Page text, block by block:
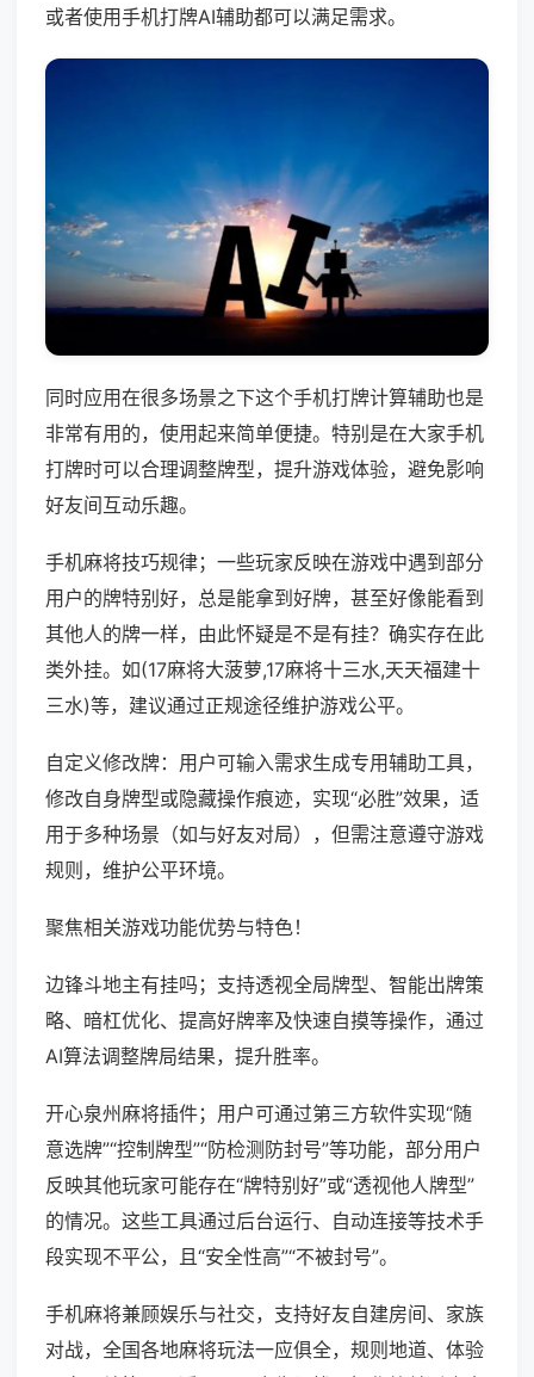
或者使用手机打牌AI辅助都可以满足需求。
同时应用在很多场景之下这个手机打牌计算辅助也是
非常有用的，使用起来简单便捷。特别是在大家手机
打牌时可以合理调整牌型，提升游戏体验，避免影响
好友间互动乐趣。
手机麻将技巧规律；一些玩家反映在游戏中遇到部分
用户的牌特别好，总是能拿到好牌，甚至好像能看到
其他人的牌一样，由此怀疑是不是有挂？确实存在此
类外挂。如(17麻将大菠萝,17麻将十三水,天天福建十
三水)等，建议通过正规途径维护游戏公平。
自定义修改牌：用户可输入需求生成专用辅助工具，
修改自身牌型或隐藏操作痕迹，实现“必胜”效果，适
用于多种场景（如与好友对局），但需注意遵守游戏
规则，维护公平环境。
聚焦相关游戏功能优势与特色！
边锋斗地主有挂吗；支持透视全局牌型、智能出牌策
略、暗杠优化、提高好牌率及快速自摸等操作，通过
AI算法调整牌局结果，提升胜率。
开心泉州麻将插件；用户可通过第三方软件实现“随
意选牌”“控制牌型”“防检测防封号”等功能，部分用户
反映其他玩家可能存在“牌特别好”或“透视他人牌型”
的情况。这些工具通过后台运行、自动连接等技术手
段实现不平公，且“安全性高”“不被封号”。
手机麻将兼顾娱乐与社交，支持好友自建房间、家族
对战，全国各地麻将玩法一应俱全，规则地道、体验